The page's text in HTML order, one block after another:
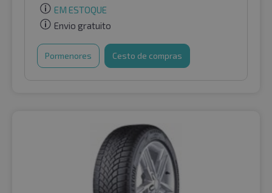
EM ESTOQUE
Envio gratuito
Pormenores Cesto de compras